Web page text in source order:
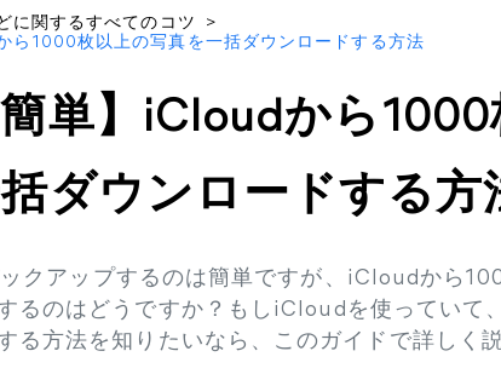
に関するすべてのコツ
>
ら1000枚以上の写真を一括ダウンロードする方法
簡単】iCloudから
ダウンロードする方
クアップするのは簡単ですが、iCloudから
るのはどうですか？もしiCloudを使っていて
る方法を知りたいなら、このガイドで詳しく